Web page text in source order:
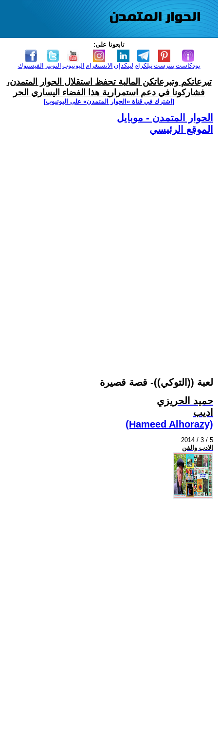
تابعونا على:
الفيسبوك التويتر اليوتيوب الانستغرام لينكدإن تيلكرامبنترست بودكاست
تبرعاتكم وتبرعاتكن المالية تحفظ استقلال الحوار المتمدن،
فشاركونا في دعم استمرارية هذا الفضاء اليساري الحر
[اشترك في قناة ‫«الحوار المتمدن» على اليوتيوب]
الحوار المتمدن - موبايل
الموقع الرئيسي
لعبة ((التوكي))- قصة قصيرة
حميد الحريزي
اديب
(Hameed Alhorazy)
2014 / 3 / 5
الادب والفن